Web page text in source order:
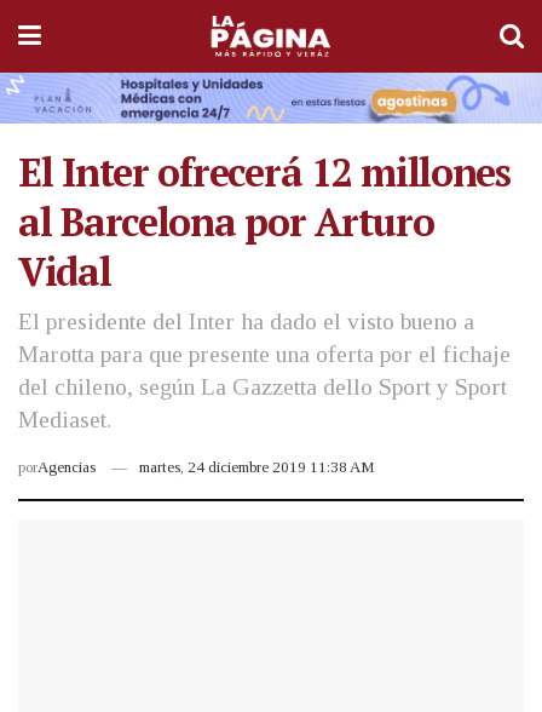
El Inter ofrecerá 12 millones
al Barcelona por Arturo
Vidal
El presidente del Inter ha dado el visto bueno a
Marotta para que presente una oferta por el fichaje
del chileno, según La Gazzetta dello Sport y Sport
Mediaset.
porAgencias martes, 24 diciembre 2019 11:38 AM